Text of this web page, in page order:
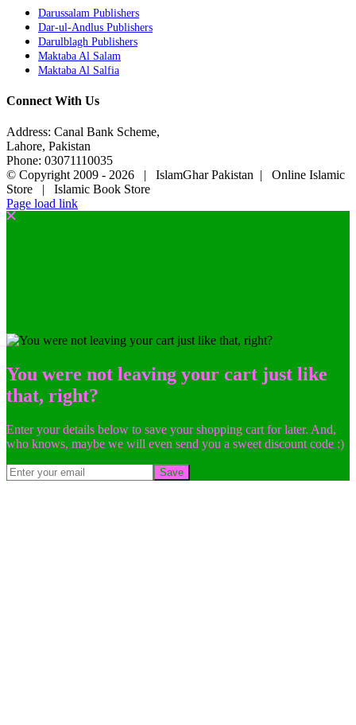
Darussalam Publishers
Dar-ul-Andlus Publishers
Darulblagh Publishers
Maktaba Al Salam
Maktaba Al Salfia
Connect With Us
Address: Canal Bank Scheme,
Lahore, Pakistan
Phone: 03071110035
© Copyright 2009 - 2026 | IslamGhar Pakistan | Online Islamic
Store | Islamic Book Store
Page load link
You were not leaving your cart just like
that, right?
Enter your details below to save your shopping cart for later. And,
who knows, maybe we will even send you a sweet discount code :)
Save